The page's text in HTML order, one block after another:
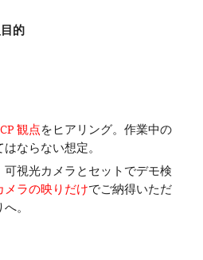
的
観点をヒアリング。作業中の
ならない想定。
視光カメラとセットでデモ検
メラの映りだけでご納得いただ
。